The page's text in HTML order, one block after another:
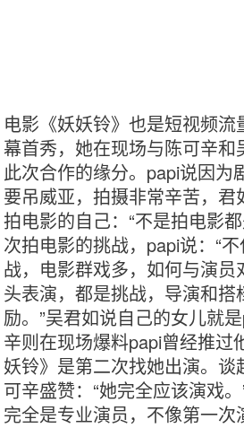
电影《妖妖铃》也是短视频流
幕首秀，她在现场与陈可辛和
此次合作的缘分。papi说因为
要吊威亚，拍摄非常辛苦，君
拍电影的自己：“不是拍电影
次拍电影的挑战，papi说：“
战，电影群戏多，如何与演
头表演，都是挑战，导演和搭
励。”吴君如说自己的女儿就
辛则在现场爆料papi曾经推过
妖铃》是第二次找她出演。谈
可辛盛赞：“她完全应该演戏
完全是专业演员，不像第一次